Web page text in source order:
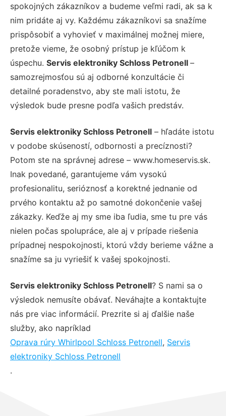
spokojných zákazníkov a budeme veľmi radi, ak sa k
nim pridáte aj vy. Každému zákazníkovi sa snažíme
prispôsobiť a vyhovieť v maximálnej možnej miere,
pretože vieme, že osobný prístup je kľúčom k
úspechu. Servis elektroniky Schloss Petronell –
samozrejmosťou sú aj odborné konzultácie či
detailné poradenstvo, aby ste mali istotu, že
výsledok bude presne podľa vašich predstáv.
Servis elektroniky Schloss Petronell – hľadáte istotu
v podobe skúseností, odbornosti a precíznosti?
Potom ste na správnej adrese – www.homeservis.sk.
Inak povedané, garantujeme vám vysokú
profesionalitu, serióznosť a korektné jednanie od
prvého kontaktu až po samotné dokončenie vašej
zákazky. Keďže aj my sme iba ľudia, sme tu pre vás
nielen počas spolupráce, ale aj v prípade riešenia
prípadnej nespokojnosti, ktorú vždy berieme vážne a
snažíme sa ju vyriešiť k vašej spokojnosti.
Servis elektroniky Schloss Petronell? S nami sa o
výsledok nemusíte obávať. Neváhajte a kontaktujte
nás pre viac informácií. Prezrite si aj ďalšie naše
služby, ako napríklad
Oprava rúry Whirlpool Schloss Petronell, Servis
elektroniky Schloss Petronell
.